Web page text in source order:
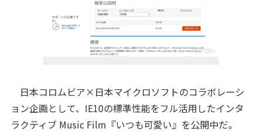
日本コロムビア×日本マイクロソフトのコラボレーシ
ョン企画として、IE10の標準性能をフル活用したインタ
ラクティブ Music Film『いつも可愛い』を公開中だ。